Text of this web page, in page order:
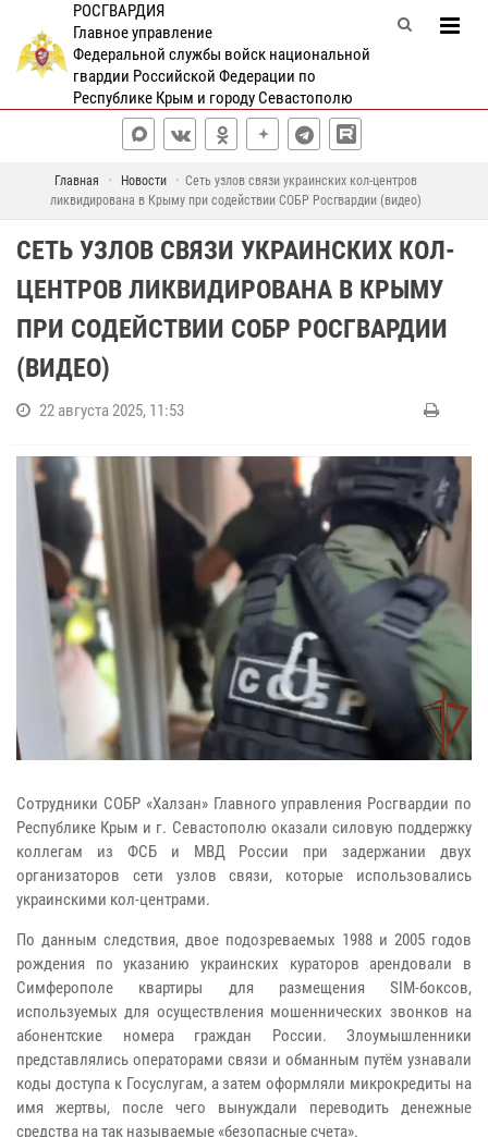
РОСГВАРДИЯ
Главное управление
Федеральной службы войск национальной
гвардии Российской Федерации по
Республике Крым и городу Севастополю
Главная Новости
Сеть узлов связи украинских кол-центров
ликвидирована в Крыму при содействии СОБР Росгвардии (видео)
СЕТЬ УЗЛОВ СВЯЗИ УКРАИНСКИХ КОЛ-
ЦЕНТРОВ ЛИКВИДИРОВАНА В КРЫМУ
ПРИ СОДЕЙСТВИИ СОБР РОСГВАРДИИ
(ВИДЕО)
22 августа 2025, 11:53
Сотрудники СОБР «Халзан» Главного управления Росгвардии по
Республике Крым и г. Севастополю оказали силовую поддержку
коллегам из ФСБ и МВД России при задержании двух
организаторов сети узлов связи, которые использовались
украинскими кол-центрами.
По данным следствия, двое подозреваемых 1988 и 2005 годов
рождения по указанию украинских кураторов арендовали в
Симферополе квартиры для размещения SIM-боксов,
используемых для осуществления мошеннических звонков на
абонентские номера граждан России. Злоумышленники
представлялись операторами связи и обманным путём узнавали
коды доступа к Госуслугам, а затем оформляли микрокредиты на
имя жертвы, после чего вынуждали переводить денежные
средства на так называемые «безопасные счета».